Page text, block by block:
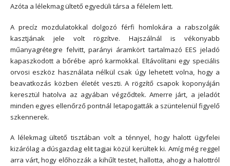
Azóta a lélekmag ültető egyedüli társa a félelem lett.
A precíz mozdulatokkal dolgozó férfi homlokára a rabszolgák
kasztjának jele volt rögzítve. Hajszálnál is vékonyabb
műanyagrétegre felvitt, parányi áramkört tartalmazó EES jeladó
kapaszkodott a bőrébe apró karmokkal. Eltávolítani egy speciális
orvosi eszköz használata nélkül csak úgy lehetett volna, hogy a
beavatkozás közben életét veszti. A rögzítő csapok koponyáján
keresztül hatolva az agyában végződtek. Amerre járt, a jeladót
minden egyes ellenőrző pontnál letapogatták a szüntelenül figyelő
szkennerek.
A lélekmag ültető tisztában volt a ténnyel, hogy halott ügyfelei
kizárólag a dúsgazdag elit tagjai közül kerültek ki. Amíg még reggel
arra várt, hogy előhozzák a kihűlt testet, hallotta, ahogy a halottról